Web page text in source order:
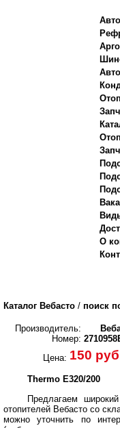
О
Каталог Вебасто / поиск
Производитель:
Номер:
Цена: 150
Thermo E320/200
Предлагаем
отопителей Вебасто со
можно уточнить по